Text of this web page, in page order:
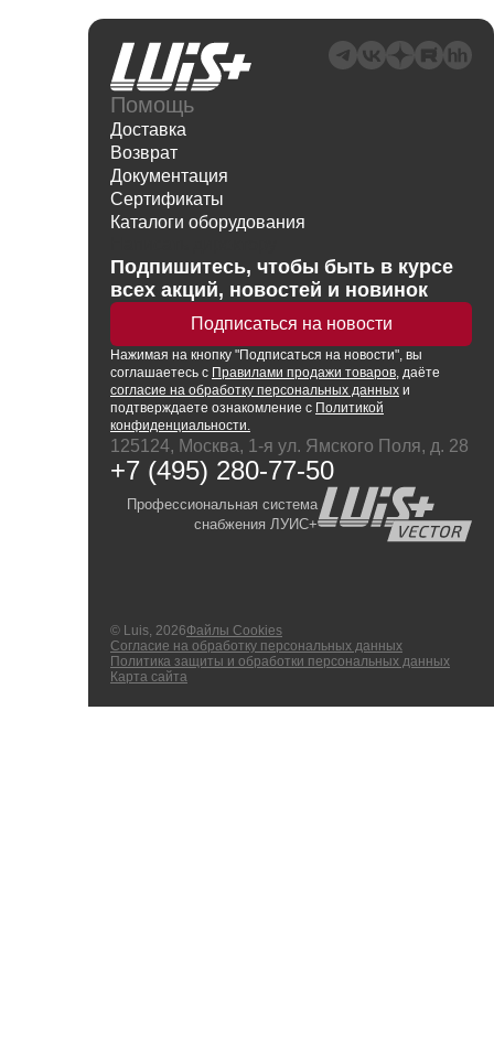
Помощь
Доставка
Возврат
Документация
Сертификаты
Каталоги оборудования
Подпишитесь, чтобы быть в курсе
всех акций, новостей и новинок
Подписаться на новости
Нажимая на кнопку "Подписаться на новости", вы
соглашаетесь с Правилами продажи товаров, даёте
согласие на обработку персональных данных и
подтверждаете ознакомление с Политикой
конфиденциальности.
125124, Москва, 1-я ул. Ямского Поля, д. 28
+7 (495) 280-77-50
Профессиональная система
снабжения ЛУИС+
© Luis, 2026Файлы Cookies
Согласие на обработку персональных данных
Политика защиты и обработки персональных данных
Карта сайта